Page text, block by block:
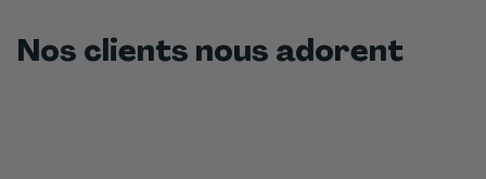
Nos clients nous adorent